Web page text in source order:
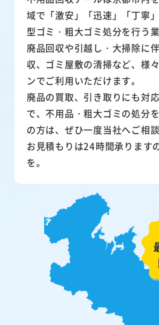
域で「激安」「迅速」「丁寧
型ゴミ・粗大ゴミ処分を行う業
廃品回収や引越し・大掃除に
収、ゴミ屋敷の清掃など、様
ンでご利用いただけます。
廃品の買取、引き取りにも対
で、不用品・粗大ゴミの処分
の方は、ぜひ一度当社へご相談
お見積もりは24時間承ります
を。